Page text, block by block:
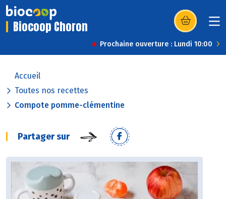
Biocoop Choron (s’ouvre dans
Prochaine ouverture : Lundi 10:00
Accueil
Toutes nos recettes
Compote pomme-clémentine
Partager sur